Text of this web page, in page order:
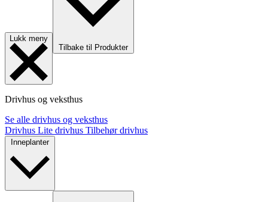
Lukk meny
Tilbake til Produkter
Drivhus og veksthus
Se alle drivhus og veksthus
Drivhus Lite drivhus Tilbehør drivhus
Inneplanter